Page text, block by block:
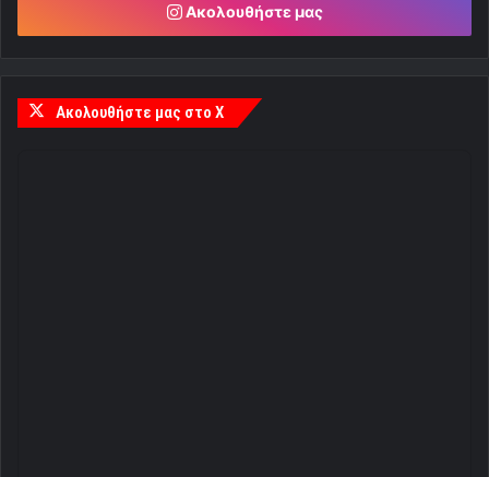
Ακολουθήστε μας
Ακολουθήστε μας στο X